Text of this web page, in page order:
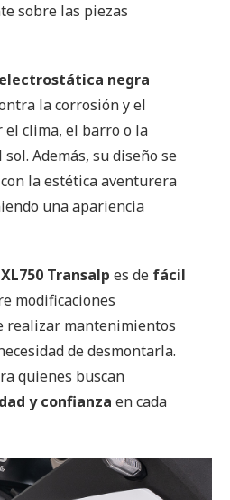
sobre las piezas
negra
la corrosión y el
el clima, el barro o la
Además, su diseño se
la estética aventurera
una apariencia
Transalp es de fácil
modificaciones
realizar mantenimientos
de desmontarla.
quienes buscan
y confianza en cada